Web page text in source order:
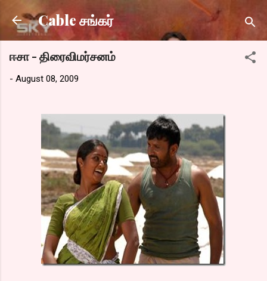
Skip to main content
Cable சங்கர்
ஈசா - திரைவிமர்சனம்
- August 08, 2009